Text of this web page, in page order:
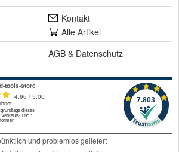
Kontakt
Alle Artikel
AGB & Datenschutz